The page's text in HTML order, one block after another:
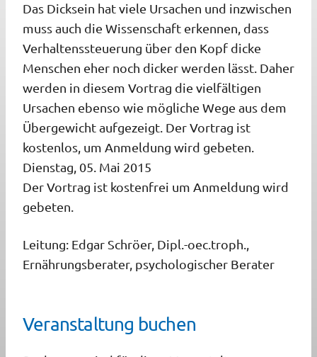
Das Dicksein hat viele Ursachen und inzwischen
muss auch die Wissenschaft erkennen, dass
Verhaltenssteuerung über den Kopf dicke
Menschen eher noch dicker werden lässt. Daher
werden in diesem Vortrag die vielfältigen
Ursachen ebenso wie mögliche Wege aus dem
Übergewicht aufgezeigt. Der Vortrag ist
kostenlos, um Anmeldung wird gebeten.
Dienstag, 05. Mai 2015
Der Vortrag ist kostenfrei um Anmeldung wird
gebeten.
Leitung: Edgar Schröer, Dipl.-oec.troph.,
Ernährungsberater, psychologischer Berater
Veranstaltung buchen